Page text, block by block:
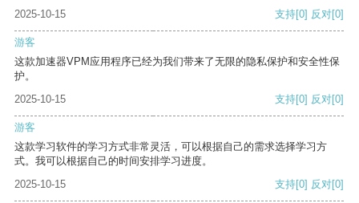
2025-10-15 支持[0] 反对[0]
游客
这款加速器VPM应用程序已经为我们带来了无限的隐私保护和安全性保
护。
2025-10-15
支持[0] 反对[0]
游客
这款学习软件的学习方式非常灵活，可以根据自己的需求选择学习方
式。我可以根据自己的时间安排学习进度。
2025-10-15
支持[0] 反对[0]